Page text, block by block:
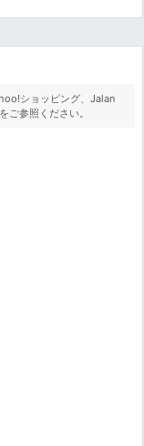
ショッピング、Jalan
をご参照ください。